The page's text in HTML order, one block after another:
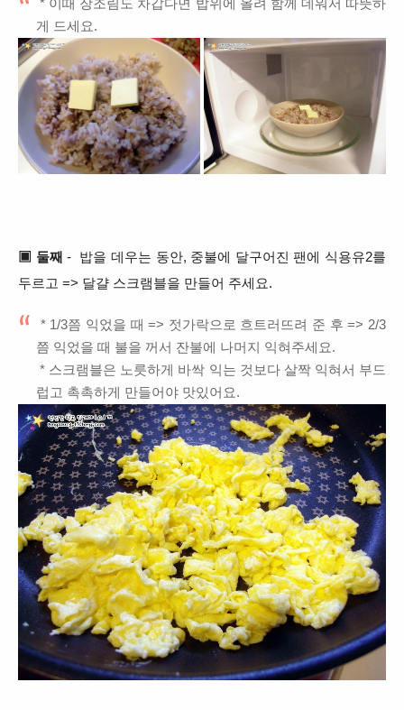
* 이때 장조림도 차갑다면 밥위에 올려 함께 데워서 따뜻하
게 드세요.
▣ 둘째 - 밥을 데우는 동안, 중불에 달구어진 팬에 식용유2를
두르고 => 달걀 스크램블을 만들어 주세요.
* 1/3쯤 익었을 때 => 젓가락으로 흐트러뜨려 준 후 => 2/3
쯤 익었을 때 불을 꺼서 잔불에 나머지 익혀주세요.
* 스크램블은 노릇하게 바싹 익는 것보다 살짝 익혀서 부드
럽고 촉촉하게 만들어야 맛있어요.